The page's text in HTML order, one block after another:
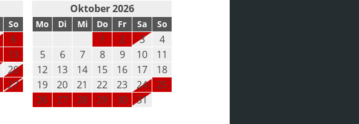
So
6
13
20
27
Oktober 2026
Mo Di Mi Do Fr Sa So
1 2 3
4
5
6 7 8 9 10
11
12
13 14 15 16 17
18
19
20 21 22 23 24
25
26
27 28 29 30 31